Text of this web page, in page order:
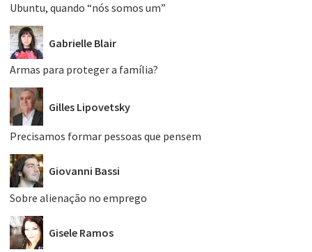
Ubuntu, quando “nós somos um”
Gabrielle Blair
Armas para proteger a família?
Gilles Lipovetsky
Precisamos formar pessoas que pensem
Giovanni Bassi
Sobre alienação no emprego
Gisele Ramos